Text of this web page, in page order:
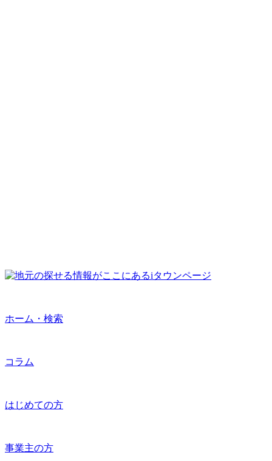
ホーム・検索
コラム
はじめての方
事業主の方